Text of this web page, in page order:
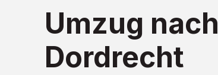
Umzug nach
Dordrecht